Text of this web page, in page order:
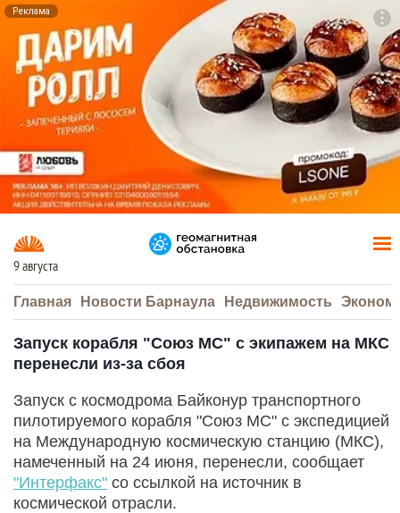
Реклама
9 августа
Главная Новости Барнаула Недвижимость
Запуск корабля "Союз МС" с экипажем на МКС
перенесли из-за сбоя
Запуск с космодрома Байконур транспортного
пилотируемого корабля "Союз МС" с экспедицией
на Международную космическую станцию (МКС),
намеченный на 24 июня, перенесли, сообщает
"Интерфакс" со ссылкой на источник в
космической отрасли.